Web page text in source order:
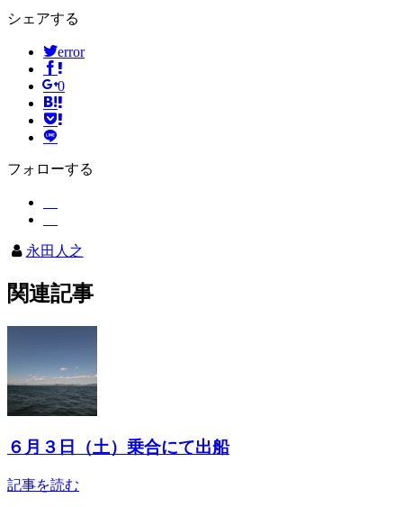
シェアする
error
0
フォローする
永田人之
関連記事
６月３日（土）乗合にて出船
記事を読む